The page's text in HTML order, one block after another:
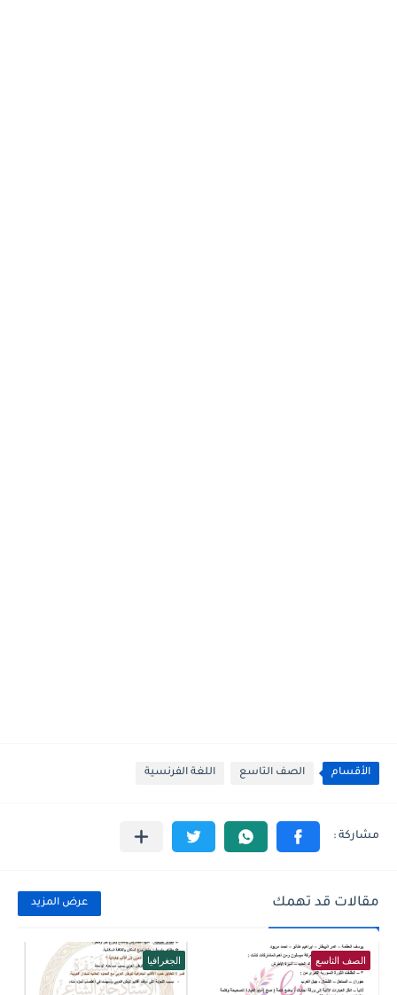
الأقسام الصف التاسع اللغة الفرنسية
مقالات قد تهمك عرض المزيد
الصف التاسع الجغرافيا